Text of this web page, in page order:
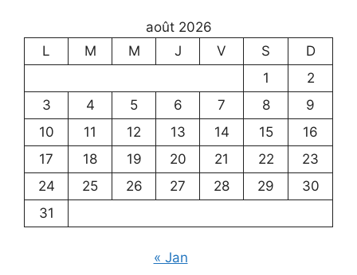
août 2026
L
M M J V S
D
1
2
3
4 5 6 7 8
9
10
11 12 13 14 15
16
17
18 19 20 21 22
23
24
25 26 27 28 29
30
31
« Jan